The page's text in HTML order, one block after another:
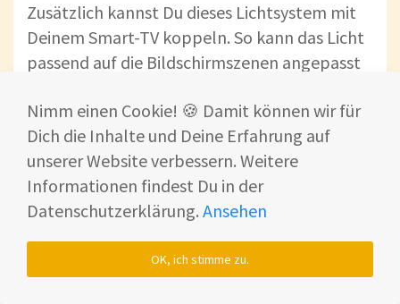
Zusätzlich kannst Du dieses Lichtsystem mit
Deinem Smart-TV koppeln. So kann das Licht
passend auf die Bildschirmszenen angepasst
Bei Kopplung mit einem smarten
Rauchmelder, kann das Lichtsystem
schwerhörige und taube Menschen durch
Lichtsignale auf Gefahrensituationen
Dieses Starter-Set bietet Dirmehr als
Nimm einen Cookie! 🍪 Damit können wir für
Dich die Inhalte und Deine Erfahrung auf
unserer Website verbessern. Weitere
Informationen findest Du in der
Datenschutzerklärung. Ansehen
OK, ich stimme zu.